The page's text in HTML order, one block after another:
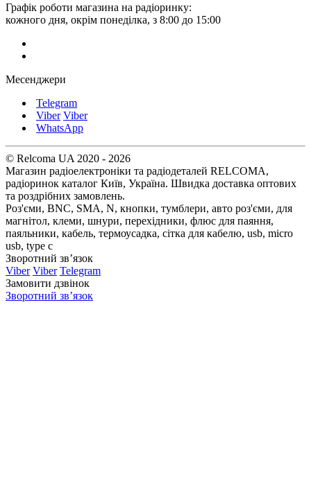
Графік роботи магазина на радіоринку:
кожного дня, окрім понеділка, з 8:00 до 15:00
Месенджери
Telegram
Viber Viber
WhatsApp
© Relcoma UA 2020 - 2026
Магазин радіоелектроніки та радіодеталей RELCOMA,
радіоринок каталог Київ, Україна. Швидка доставка оптових
та роздрібних замовлень.
Роз'єми, BNC, SMA, N, кнопки, тумблери, авто роз'єми, для
магнітол, клеми, шнури, перехідники, флюс для паяння,
паяльники, кабель, термоусадка, сітка для кабелю, usb, micro
usb, type c
Зворотний зв’язок
Viber Viber Telegram
Замовити дзвінок
Зворотний зв’язок